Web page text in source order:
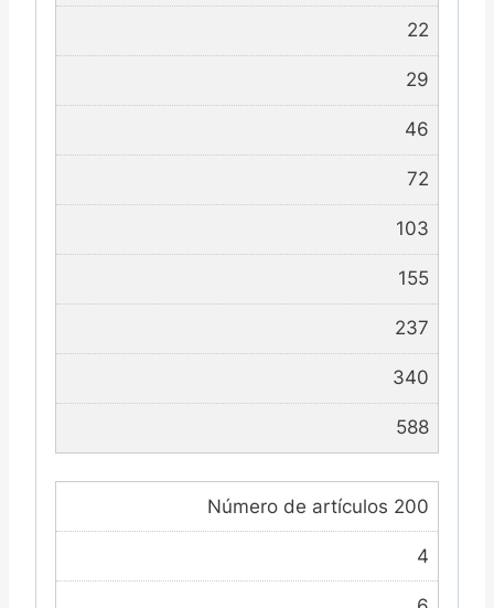
22
29
46
72
103
155
237
340
588
Número de artículos 200
4